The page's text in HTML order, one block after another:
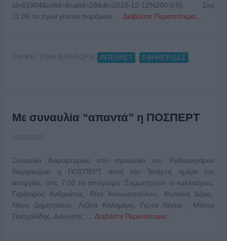
id=61904&colid=&catid=28&dt=2010-12-12%200:0:0). Στις
11.00 το πρωί γίνεται παρόμοιο … Διαβάστε Περισσότερα...
ΑΝΗΚΕΙ ΣΤΗΝ ΚΑΤΗΓΟΡΙΑ: INTERNET ΕΦΗΜΕΡΙΔΕΣ
Με συναυλία “απαντά” η ΠΟΣΠΕΡΤ
13/12/2010
Συναυλία διαμαρτυρίας στο προαύλιο του Ραδιομεγάρου
διοργανώνει η ΠΟΣΠΕΡΤ αυτή την Τετάρτη ημέρα της
απεργίας, στις 7.00 το απόγευμα. Συμμετέχουν οι καλλιτέχνες,
Γεράσιμος Ανδρεάτος, Ρίτα Αντωνοπούλου, Φωτεινή Δάρα,
Νίκος Δημητράτος, Λιζέτα Καλημέρη, Γιώτα Νέγκα , Μίλτος
Πασχαλίδης, Διονύσης … Διαβάστε Περισσότερα...